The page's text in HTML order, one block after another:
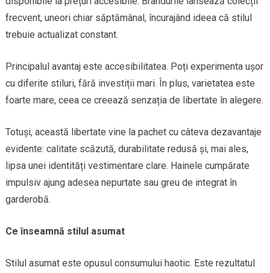
frecvent, uneori chiar săptămânal, încurajând ideea că stilul
trebuie actualizat constant.
Principalul avantaj este accesibilitatea. Poți experimenta ușor
cu diferite stiluri, fără investiții mari. În plus, varietatea este
foarte mare, ceea ce creează senzația de libertate în alegere.
Totuși, această libertate vine la pachet cu câteva dezavantaje
evidente: calitate scăzută, durabilitate redusă și, mai ales,
lipsa unei identități vestimentare clare. Hainele cumpărate
impulsiv ajung adesea nepurtate sau greu de integrat în
garderobă.
Ce înseamnă stilul asumat
Stilul asumat este opusul consumului haotic. Este rezultatul